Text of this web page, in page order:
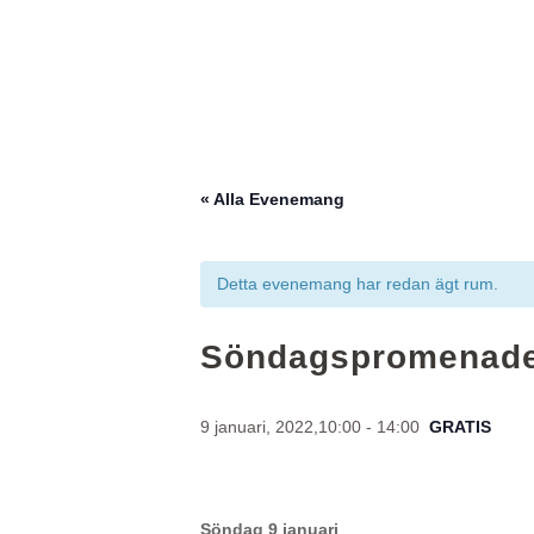
« Alla Evenemang
Detta evenemang har redan ägt rum.
9 januari, 2022,10:00 - 14:00 GRATIS
Söndag 9 januari